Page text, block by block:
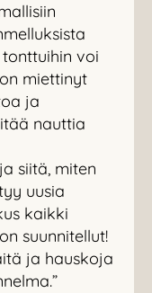
voi
miettinyt
ja
nauttia
siitä, miten
uusia
kaikki
suunnitellut!
ja hauskoja